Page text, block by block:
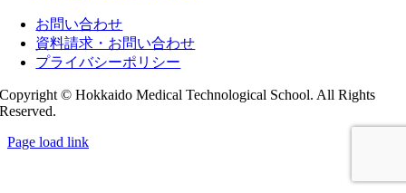
お問い合わせ
資料請求・お問い合わせ
プライバシーポリシー
Copyright © Hokkaido Medical Technological School. All Rights
Reserved.
Page load link